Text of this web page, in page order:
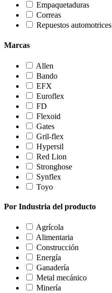
Empaquetaduras
Correas
Repuestos automotrices
Marcas
Allen
Bando
EFX
Euroflex
FD
Flexoid
Gates
Gril-flex
Hypersil
Red Lion
Stronghose
Synflex
Toyo
Por Industria del producto
Agrícola
Alimentaria
Construcción
Energía
Ganadería
Metal mecánico
Minería